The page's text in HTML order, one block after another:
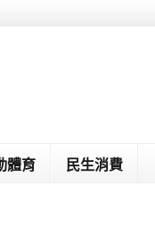
體育 民生消費